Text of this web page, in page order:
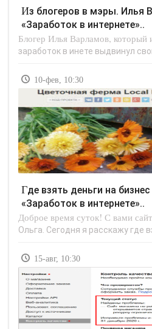
Из блогеров в мэры. Илья Варламов. -
«Заработок в интернете»..
Блогер Илья Варламов, который
заработок в инете выдвинул
10-фев, 10:30
Где взять деньги на бизнес с нуля? -
«Заработок в интернете»..
Доброе время суток! С вами
Ольга. Сегодня я расскажу где
15-авг, 10:30